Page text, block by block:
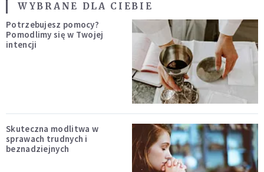
WYBRANE DLA CIEBIE
Potrzebujesz pomocy?
Pomodlimy się w Twojej
intencji
Skuteczna modlitwa w
sprawach trudnych i
beznadziejnych